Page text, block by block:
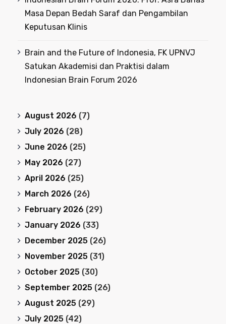
Masa Depan Bedah Saraf dan Pengambilan
Keputusan Klinis
Brain and the Future of Indonesia, FK UPNVJ
Satukan Akademisi dan Praktisi dalam
Indonesian Brain Forum 2026
August 2026 (7)
July 2026 (28)
June 2026 (25)
May 2026 (27)
April 2026 (25)
March 2026 (26)
February 2026 (29)
January 2026 (33)
December 2025 (26)
November 2025 (31)
October 2025 (30)
September 2025 (26)
August 2025 (29)
July 2025 (42)